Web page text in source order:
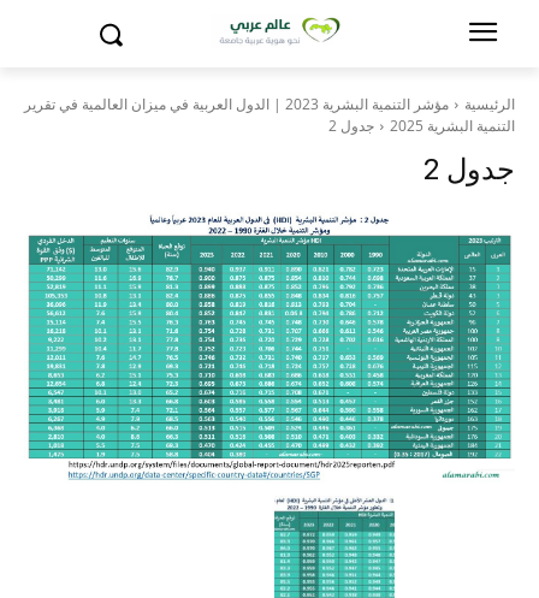
الرئيسية
مؤشر التنمية البشرية 2023 | الدول العربية في ميزان العالمية في تقرير
التنمية البشرية 2025
جدول 2
جدول 2